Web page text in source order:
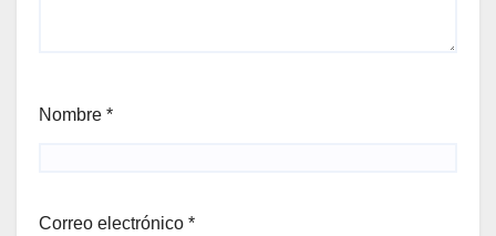
Nombre *
Correo electrónico *